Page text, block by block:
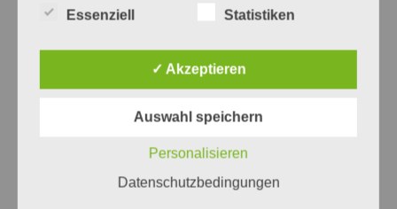
Essenziell Statistiken
✓ Akzeptieren
Auswahl speichern
Personalisieren
Datenschutzbedingungen